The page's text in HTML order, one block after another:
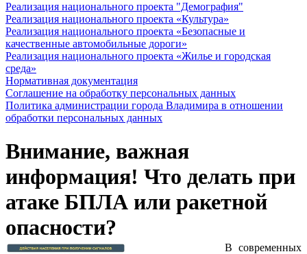
Реализация национального проекта "Демография"
Реализация национального проекта «Культура»
Реализация национального проекта «Безопасные и
качественные автомобильные дороги»
Реализация национального проекта «Жилье и городская
среда»
Нормативная документация
Соглашение на обработку персональных данных
Политика администрации города Владимира в отношении
обработки персональных данных
Внимание, важная
информация! Что делать при
атаке БПЛА или ракетной
опасности?
В современных